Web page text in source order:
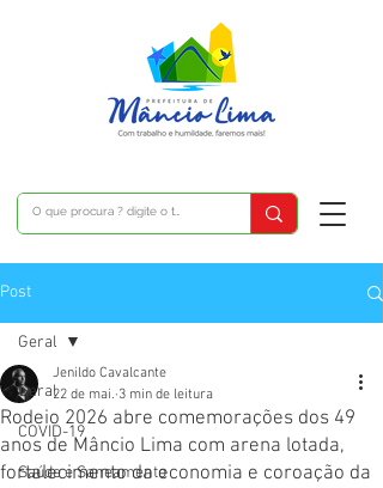
Post
Geral
COVID-19
Saúde e Saneamento
Geral
Rodeio 2026 abre comemorações dos 49
anos de Mâncio Lima com arena lotada,
fortalecimento da economia e coroação da
Jenildo Cavalcante
22 de mai. 3 min de leitura